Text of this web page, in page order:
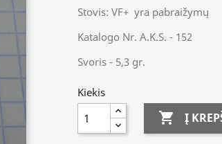
Stovis: VF+ yra pabraižymų
Katalogo Nr. A.K.S. - 152
Svoris - 5,3 gr.
Kiekis
 Į